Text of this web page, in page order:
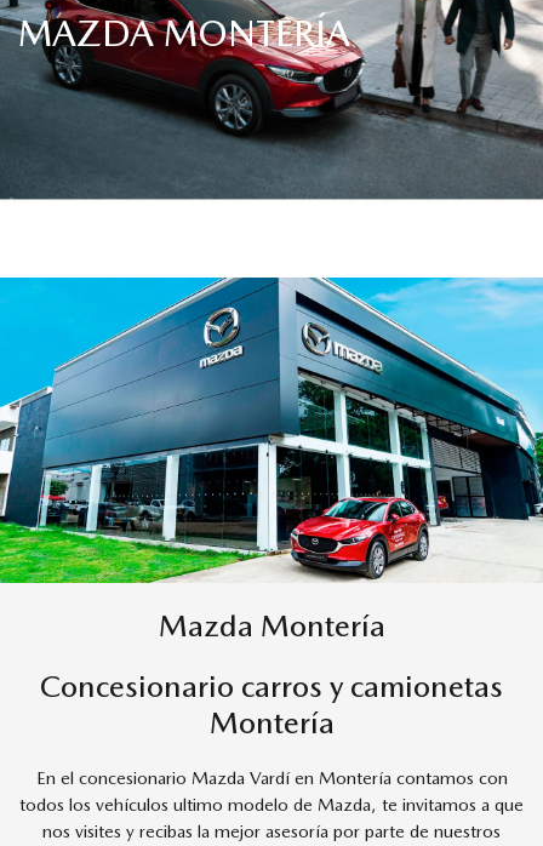
MAZDA MONTERÍA
Mazda Montería
Concesionario carros y camionetas
Montería
En el concesionario Mazda Vardí en Montería contamos con
todos los vehículos ultimo modelo de Mazda, te invitamos a que
nos visites y recibas la mejor asesoría por parte de nuestros